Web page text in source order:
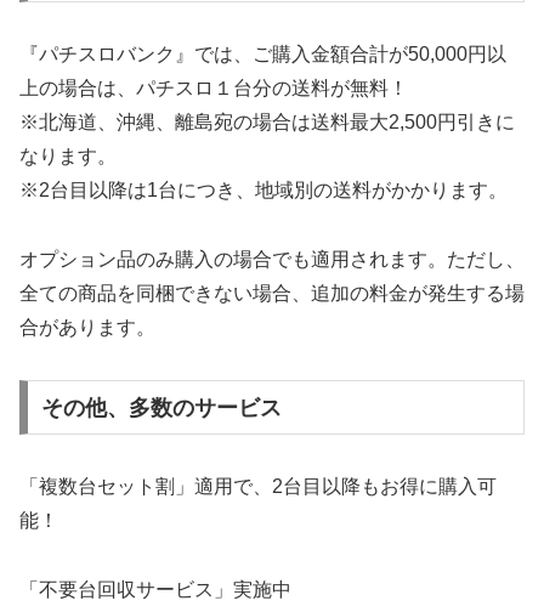
『パチスロバンク』では、ご購入金額合計が50,000円以
上の場合は、パチスロ１台分の送料が無料！
※北海道、沖縄、離島宛の場合は送料最大2,500円引きに
なります。
※2台目以降は1台につき、地域別の送料がかかります。
オプション品のみ購入の場合でも適用されます。ただし、
全ての商品を同梱できない場合、追加の料金が発生する場
合があります。
その他、多数のサービス
「複数台セット割」適用で、2台目以降もお得に購入可
能！
「不要台回収サービス」実施中